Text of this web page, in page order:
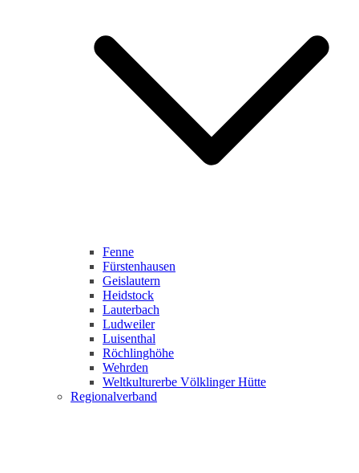
Fenne
Fürstenhausen
Geislautern
Heidstock
Lauterbach
Ludweiler
Luisenthal
Röchlinghöhe
Wehrden
Weltkulturerbe Völklinger Hütte
Regionalverband